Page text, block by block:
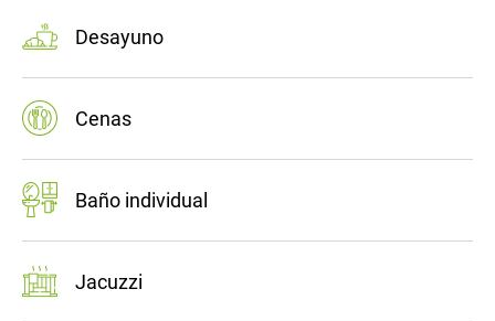
Desayuno
Cenas
Baño individual
Jacuzzi